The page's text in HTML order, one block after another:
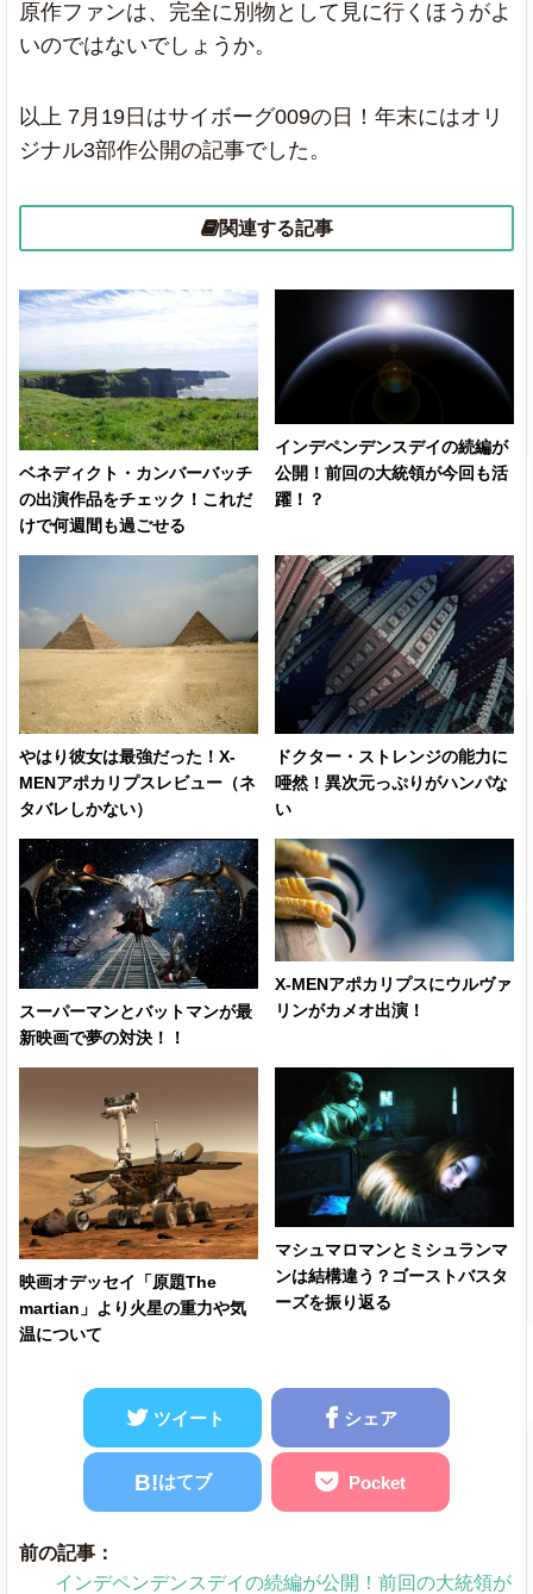
原作ファンは、完全に別物として見に行くほうがよ
いのではないでしょうか。
以上 7月19日はサイボーグ009の日！年末にはオリ
ジナル3部作公開の記事でした。
関連する記事
ベネディクト・カンバーバッチ
の出演作品をチェック！これだ
けで何週間も過ごせる
インデペンデンスデイの続編が
公開！前回の大統領が今回も活
躍！？
やはり彼女は最強だった！X-
MENアポカリプスレビュー（ネ
タバレしかない）
ドクター・ストレンジの能力に
唖然！異次元っぷりがハンパな
い
スーパーマンとバットマンが最
新映画で夢の対決！！
X-MENアポカリプスにウルヴァ
リンがカメオ出演！
映画オデッセイ「原題The
martian」より火星の重力や気
温について
マシュマロマンとミシュランマ
ンは結構違う？ゴーストバスタ
ーズを振り返る
ツイート シェア
B!はてブ Pocket
前の記事：
インデペンデンスデイの続編が公開！前回の大統領が